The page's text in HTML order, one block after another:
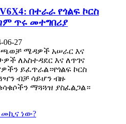
በተራራ የጎልፍ ኮርስ
ጥሩ መተግበሪያ
27
ሜዳዎች አሠራር እና
ለአስተዳደር እና ለጥገና
ይፈጥራል።የጎልፍ ኮርስ
ብቻ ሳይሆን ብዙ
ማጓጓዝ ያስፈልጋል።